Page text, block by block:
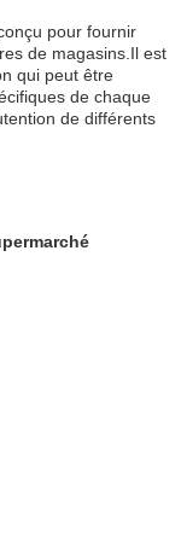
pour fournir
de magasins.Il est
qui peut être
de chaque
de différents